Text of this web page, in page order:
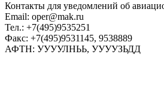
Контакты для уведомлений об
Email: oper@mak.ru
Тел.: +7(495)9535251
Факс: +7(495)9531145, 9538889
АФТН: УУУУЛНЬЬ, УУУУЗЬДД